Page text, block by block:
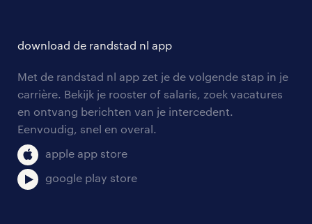
tarieven
personeel gezocht
aanmelden nieuwsbrief
solliciteren
blogs en artikelen
salarischecker
bruto-netto calculator
onze vestigingen
pers
klachten en misstanden
download de randstad nl app
Met de randstad nl app zet je de volgende stap in je
carrière. Bekijk je rooster of salaris, zoek vacatures
en ontvang berichten van je intercedent.
Eenvoudig, snel en overal.
apple app store
google play store